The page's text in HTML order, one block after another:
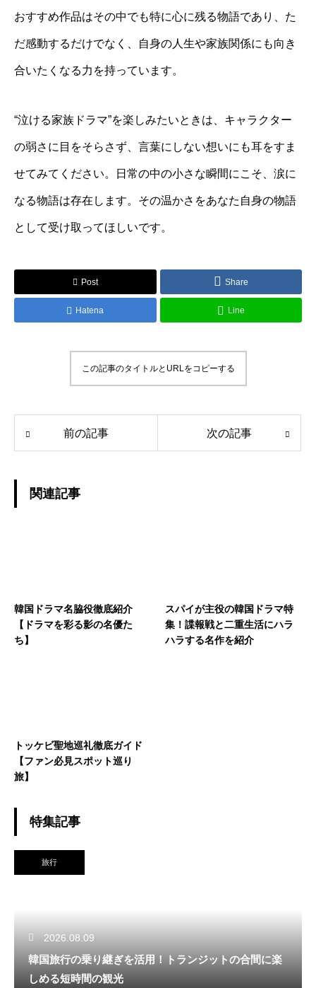
おすすめ作品はその中でも特に心に残る物語であり、た
だ感動するだけでなく、自身の人生や家族関係にも向き
合いたくなる力を持っています。
“泣ける家族ドラマ”を楽しみたいときは、キャラクター
の弱さに目をそらさず、言葉にしない想いにも耳をすま
せてみてください。日常の中の小さな瞬間にこそ、涙に
なる物語は存在します。その温かさをあなた自身の物語
として受け取ってほしいです。
Post Share
Hatena Line
この記事のタイトルとURLをコピーする
前の記事 次の記事
関連記事
韓国ドラマ名脇役徹底紹介
【ドラマを彩る影の名優た
ち】
スパイが主役の韓国ドラマ特
集！諜報戦と二重生活にハラ
ハラする名作を紹介
トッケビ聖地巡礼徹底ガイド
【ファン必見スポット巡り
旅】
特集記事
旅行
2026.08.09
韓国旅行の乗り継ぎを活用！トランジットの合間に楽
しめる短時間の観光